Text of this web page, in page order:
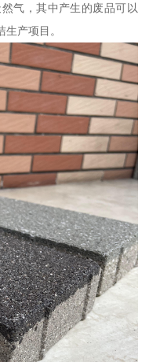
气，其中产生的废品可以
产项目。